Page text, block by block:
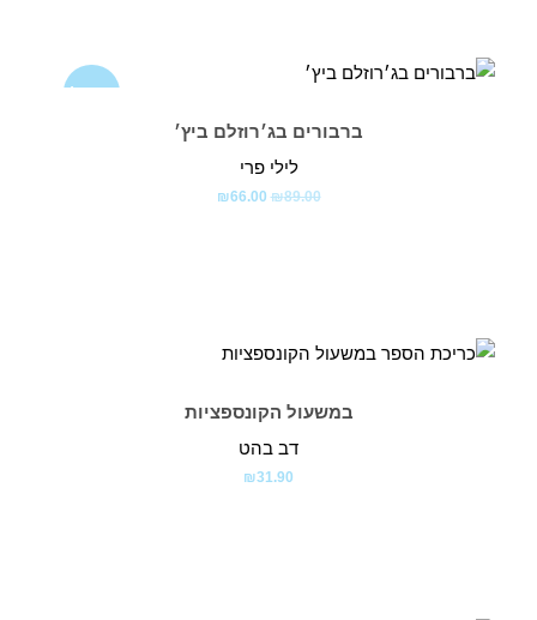
מבצע!
ברבורים בג׳רוזלם ביץ׳
לילי פרי
₪89.00
המחיר₪66.00
במשעול הקונספציות
דב בהט
₪31.90